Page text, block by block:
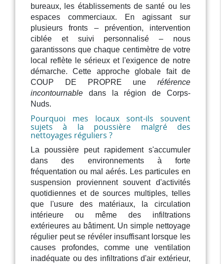
bureaux, les établissements de santé ou les
espaces commerciaux. En agissant sur
plusieurs fronts – prévention, intervention
ciblée et suivi personnalisé – nous
garantissons que chaque centimètre de votre
local reflète le sérieux et l'exigence de notre
démarche. Cette approche globale fait de
COUP DE PROPRE une référence
incontournable dans la région de Corps-
Nuds.
Pourquoi mes locaux sont-ils souvent
sujets à la poussière malgré des
nettoyages réguliers ?
La poussière peut rapidement s'accumuler
dans des environnements à forte
fréquentation ou mal aérés. Les particules en
suspension proviennent souvent d'activités
quotidiennes et de sources multiples, telles
que l'usure des matériaux, la circulation
intérieure ou même des infiltrations
extérieures au bâtiment. Un simple nettoyage
régulier peut se révéler insuffisant lorsque les
causes profondes, comme une ventilation
inadéquate ou des infiltrations d'air extérieur,